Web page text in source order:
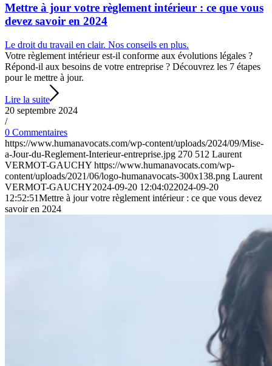
Mettre à jour votre règlement intérieur : ce que vous
devez savoir en 2024
Le droit du travail en clair. Nos conseils en plus.
Votre règlement intérieur est-il conforme aux évolutions légales ?
Répond-il aux besoins de votre entreprise ? Découvrez les 7 étapes
pour le mettre à jour.
Lire la suite
20 septembre 2024
/
0 Commentaires
https://www.humanavocats.com/wp-content/uploads/2024/09/Mise-
a-Jour-du-Reglement-Interieur-entreprise.jpg 270 512 Laurent
VERMOT-GAUCHY https://www.humanavocats.com/wp-
content/uploads/2021/06/logo-humanavocats-300x138.png Laurent
VERMOT-GAUCHY2024-09-20 12:04:022024-09-20
12:52:51Mettre à jour votre règlement intérieur : ce que vous devez
savoir en 2024